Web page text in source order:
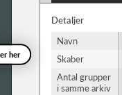
her
Detaljer
Navn
Skaber
Antal grupper
i samme arkiv